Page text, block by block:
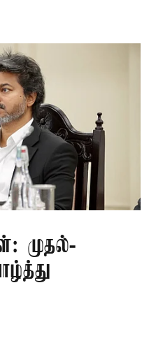
முதல்-